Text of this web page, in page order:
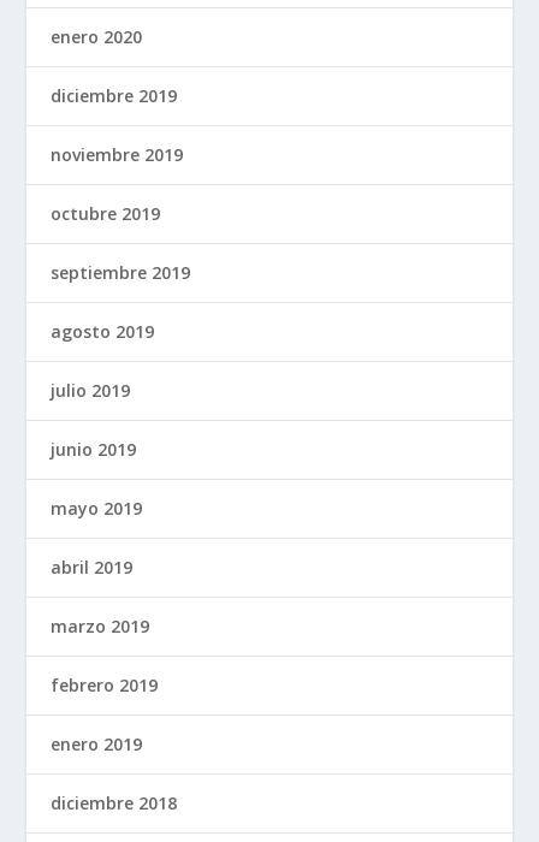
enero 2020
diciembre 2019
noviembre 2019
octubre 2019
septiembre 2019
agosto 2019
julio 2019
junio 2019
mayo 2019
abril 2019
marzo 2019
febrero 2019
enero 2019
diciembre 2018